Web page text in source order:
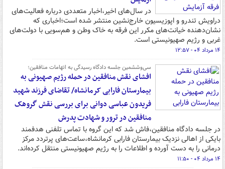
در سال‌های اخیر،اخبار متعددی درباره فعالیت‌های
دراویش تندرو و اپوزیسیون خارج‌نشین منتشر شده است؛اخباری که
نشان‌دهنده خیانت‌های مکرر این فرقه به خاک وطن و هم‌سویی با دولت‌های
غربی و رژیم صهیونیستی است.
۱۴ مرداد ۰۴ - ۱۲:۵۷
سی‌وششمین جلسه دادگاه رسیدگی به اتهامات منافقین؛
افشای نقش منافقین در حمله رژیم صهیونی به
بیمارستان فارابی کرمانشاه/ تقاضای فرزند شهید
فریدون عباسی دوانی برای بررسی نقش گروهک
منافقین در ترور و شهادت پدرش
در جلسه دادگاه منافقین،فاش شد که این گروه با تماس تلفنی هدفمند
بایکی از اهالی نزدیک بیمارستان فارابی کرمانشاه،ساعت‌های پرتردد مرکز
درمانی را به دست آورده و اطلاعات را به رژیم صهیونیستی منتقل کرده‌اند.
۱۴ مرداد ۰۴ - ۱۱:۵۰